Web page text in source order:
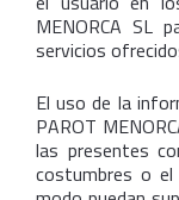
MENORCA SL
servicios
El uso de la
PAROT
las presentes
costumbres o el